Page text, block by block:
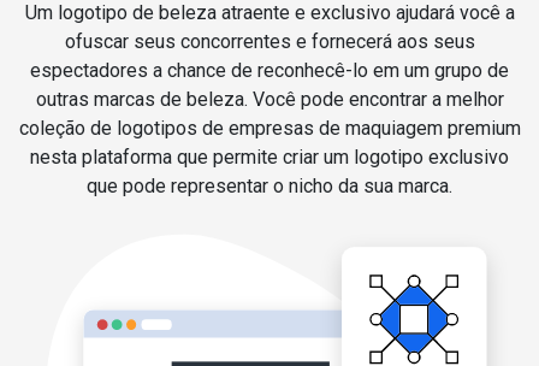
Um logotipo de beleza atraente e exclusivo ajudará você a
ofuscar seus concorrentes e fornecerá aos seus
espectadores a chance de reconhecê-lo em um grupo de
outras marcas de beleza. Você pode encontrar a melhor
coleção de logotipos de empresas de maquiagem premium
nesta plataforma que permite criar um logotipo exclusivo
que pode representar o nicho da sua marca.